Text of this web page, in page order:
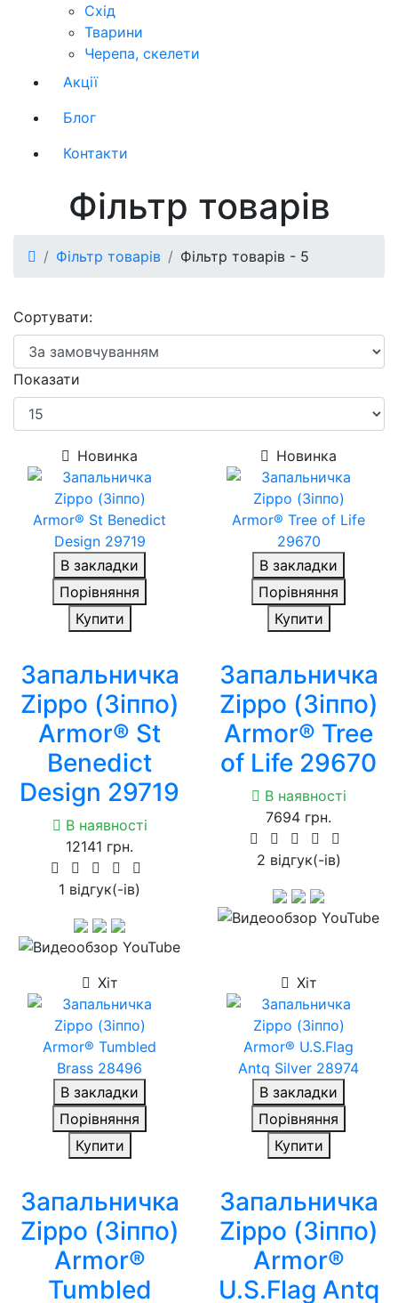
Схід
Тварини
Черепа, скелети
Акції
Блог
Контакти
Фільтр товарів
Фільтр товарів Фільтр товарів - 5
Сортувати:
Показати
Новинка
В закладки
Порівняння
Купити
Запальничка
Zippo (Зіппо)
Armor® St
Benedict
Design 29719
В наявності
12141 грн.
1 вiдгук(-iв)
Новинка
В закладки
Порівняння
Купити
Запальничка
Zippo (Зіппо)
Armor® Tree
of Life 29670
В наявності
7694 грн.
2 вiдгук(-iв)
Хіт
В закладки
Порівняння
Купити
Запальничка
Zippo (Зіппо)
Armor®
Tumbled
Хіт
В закладки
Порівняння
Купити
Запальничка
Zippo (Зіппо)
Armor®
U.S.Flag Antq